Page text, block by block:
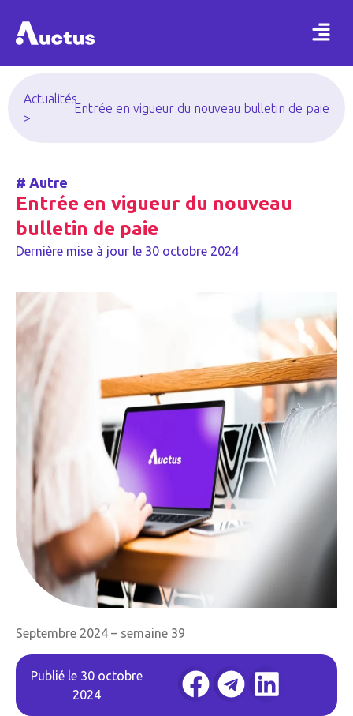
Actualités
>
Entrée en vigueur du nouveau bulletin de paie
# Autre
Entrée en vigueur du nouveau
bulletin de paie
Dernière mise à jour le 30 octobre 2024
Septembre 2024 – semaine 39
Publié le 30 octobre
2024